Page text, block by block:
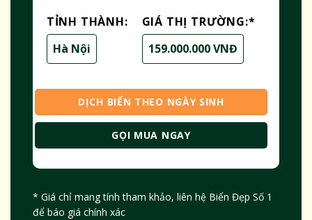
TỈNH THÀNH:
Hà Nội
GIÁ THỊ TRƯỜNG:*
159.000.000 VNĐ
DỊCH BIỂN THEO NGÀY SINH
GỌI MUA NGAY
* Giá chỉ mang tính tham khảo, liên hệ Biển Đẹp Số 1
để báo giá chính xác